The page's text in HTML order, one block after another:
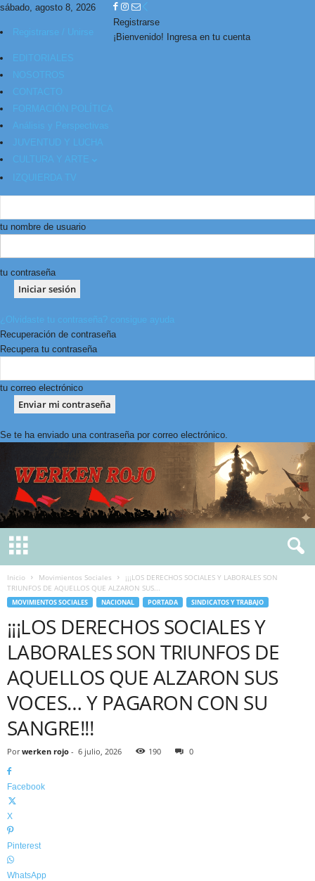
sábado, agosto 8, 2026
Registrarse / Unirse
EDITORIALES
NOSOTROS
CONTACTO
FORMACIÓN POLÍTICA
Análisis y Perspectivas
JUVENTUD Y LUCHA
CULTURA Y ARTE
IZQUIERDA TV
Registrarse
¡Bienvenido! Ingresa en tu cuenta
tu nombre de usuario
tu contraseña
¿Olvidaste tu contraseña? consigue ayuda
Recuperación de contraseña
Recupera tu contraseña
tu correo electrónico
Se te ha enviado una contraseña por correo electrónico.
Inicio Movimientos Sociales
¡¡¡LOS DERECHOS SOCIALES Y LABORALES SON
TRIUNFOS DE AQUELLOS QUE ALZARON SUS...
MOVIMIENTOS SOCIALES NACIONAL PORTADA SINDICATOS Y TRABAJO
¡¡¡LOS DERECHOS SOCIALES Y
LABORALES SON TRIUNFOS DE
AQUELLOS QUE ALZARON SUS
VOCES… Y PAGARON CON SU
SANGRE!!!
Por werken rojo - 6 julio, 2026 190 0
Facebook
X
Pinterest
WhatsApp